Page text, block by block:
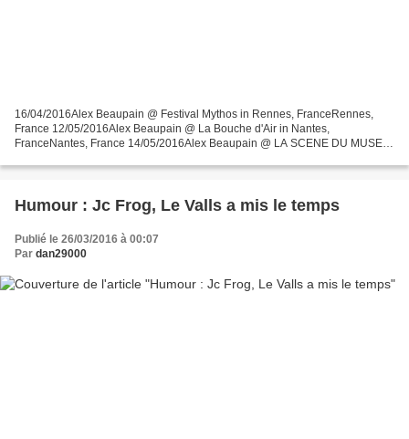
16/04/2016Alex Beaupain @ Festival Mythos in Rennes, FranceRennes,
France 12/05/2016Alex Beaupain @ La Bouche d'Air in Nantes,
FranceNantes, France 14/05/2016Alex Beaupain @ LA SCENE DU MUSEE
Humour : Jc Frog, Le Valls a mis le temps
Publié le 26/03/2016 à 00:07
Par dan29000